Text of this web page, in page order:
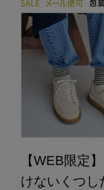
【WEB限定
けないくつし